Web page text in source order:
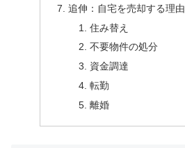
追伸：自宅を売却する理由
住み替え
不要物件の処分
資金調達
転勤
離婚